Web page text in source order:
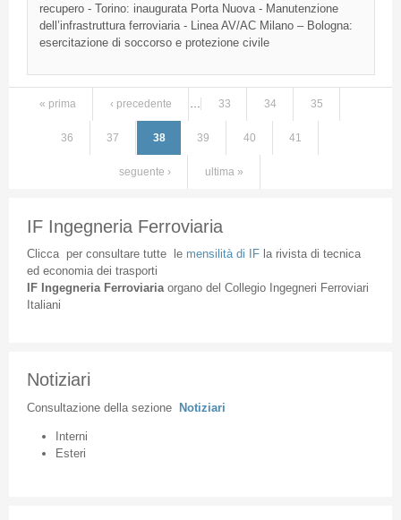
recupero- Torino: inaugurata Porta Nuova- Manutenzione
dell’infrastruttura ferroviaria- LineaAV/AC Milano – Bologna:
esercitazione di soccorsoe protezione civile
Pagine
« prima ‹ precedente … 33 34 35
36 37 38 39 40 41
seguente › ultima »
IF Ingegneria Ferroviaria
Cliccaper consultare tuttele mensilità di IFla rivista di tecnica
ed economia dei trasporti
IF Ingegneria Ferroviaria organodel Collegio Ingegneri Ferroviari
Italiani
Notiziari
Consultazione della sezione Notiziari
Interni
Esteri